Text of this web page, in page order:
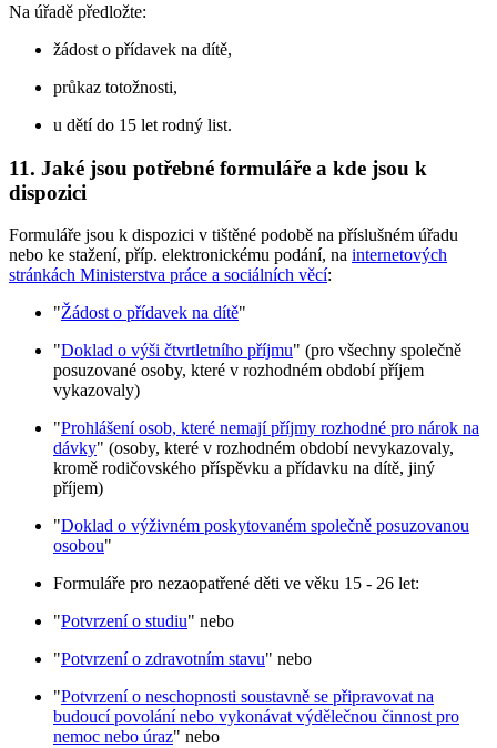
Na úřadě předložte:
žádost o přídavek na dítě,
průkaz totožnosti,
u dětí do 15 let rodný list.
11. Jaké jsou potřebné formuláře a kde jsou k
dispozici
Formuláře jsou k dispozici v tištěné podobě na příslušném úřadu
nebo ke stažení, příp. elektronickému podání, na internetových
stránkách Ministerstva práce a sociálních věcí:
"Žádost o přídavek na dítě"
"Doklad o výši čtvrtletního příjmu" (pro všechny společně
posuzované osoby, které v rozhodném období příjem
vykazovaly)
"Prohlášení osob, které nemají příjmy rozhodné pro nárok na
dávky" (osoby, které v rozhodném období nevykazovaly,
kromě rodičovského příspěvku a přídavku na dítě, jiný
příjem)
"Doklad o výživném poskytovaném společně posuzovanou
osobou"
Formuláře pro nezaopatřené děti ve věku 15 - 26 let:
"Potvrzení o studiu" nebo
"Potvrzení o zdravotním stavu" nebo
"Potvrzení o neschopnosti soustavně se připravovat na
budoucí povolání nebo vykonávat výdělečnou činnost pro
nemoc nebo úraz" nebo